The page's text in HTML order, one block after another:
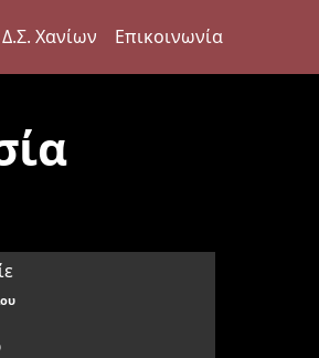
Χανίων Επικοινωνία